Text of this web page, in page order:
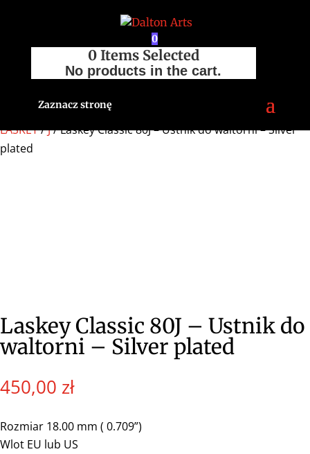
0
0 Items Selected
No products in the cart.
Zaznacz stronę
Strona główna/Sklep Waltornia
LASKEY/J/ Laskey Classic 80J – Ustnik do waltorni – Silver
plated
Laskey Classic 80J – Ustnik do
waltorni – Silver plated
450,00 zł
Rozmiar 18.00 mm ( 0.709”)
Wlot EU lub US